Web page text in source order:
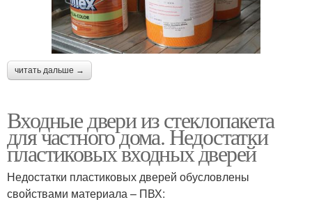
читать дальше →
Входные двери из стеклопакета
для частного дома. Недостатки
пластиковых входных дверей
Недостатки пластиковых дверей обусловлены
свойствами материала – ПВХ: